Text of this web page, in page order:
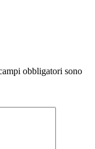
obbligatori sono